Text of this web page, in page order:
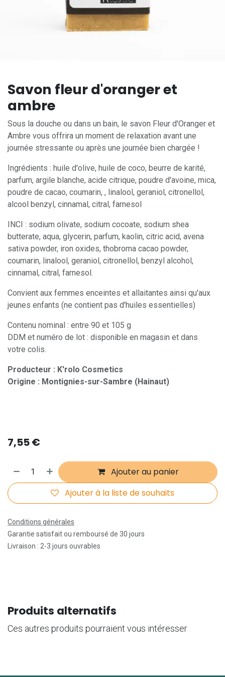
Savon fleur d'oranger et
ambre
Sous la douche ou dans un bain, le savon Fleur d'Oranger et
Ambre vous offrira un moment de relaxation avant une
journée stressante ou après une journée bien chargée !
Ingrédients : huile d'olive, huile de coco, beurre de karité,
parfum, argile blanche, acide citrique, poudre d'avoine, mica,
poudre de cacao, coumarin, , linalool, geraniol, citronellol,
alcool benzyl, cinnamal, citral, farnesol
INCI : sodium olivate, sodium cocoate, sodium shea
butterate, aqua, glycerin, parfum, kaolin, citric acid, avena
sativa powder, iron oxides, thobroma cacao powder,
coumarin, linalool, geraniol, citronellol, benzyl alcohol,
cinnamal, citral, farnesol.
Convient aux femmes enceintes et allaitantes ainsi qu'aux
jeunes enfants (ne contient pas d'huiles essentielles)
Contenu nominal : entre 90 et 105 g
DDM et numéro de lot : disponible en magasin et dans
votre colis.
Producteur : K'rolo Cosmetics
Origine : Montignies-sur-Sambre (Hainaut)
7,55€
Ajouter au panier
Ajouter à la liste de souhaits
Conditions générales
Garantie satisfait ou remboursé de 30 jours
Livraison : 2-3 jours ouvrables
Produits alternatifs
Ces autres produits pourraient vous intéresser